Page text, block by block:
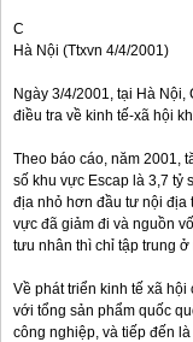
C
Hà Nội (Ttxvn 4/4/2001)
Ngày 3/4/2001, tại Hà
điều tra về kinh tế-xã hội
Theo báo cáo, năm 2001,
số khu vực Escap là 3,7 tỷ
địa nhỏ hơn đầu tư nội địa
vực đã giảm đi và nguồn
tưu nhân thì chỉ tập trung ở
Về phát triển kinh tế xã
với tổng sản phẩm quốc
công nghiệp, và tiếp đến